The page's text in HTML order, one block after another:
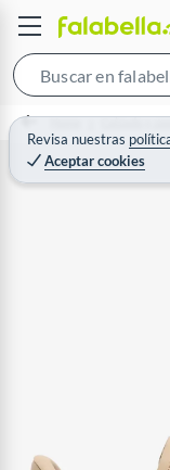
Revisa nuestras
Aceptar cookies
Home Calzado y